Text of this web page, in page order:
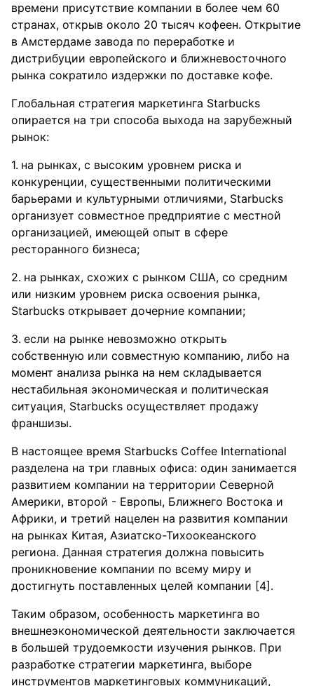
времени присутствие компании в более чем 60
странах, открыв около 20 тысяч кофеен. Открытие
в Амстердаме завода по переработке и
дистрибуции европейского и ближневосточного
рынка сократило издержки по доставке кофе.
Глобальная стратегия маркетинга Starbucks
опирается на три способа выхода на зарубежный
рынок:
на рынках, с высоким уровнем риска и
конкуренции, существенными политическими
барьерами и культурными отличиями, Starbucks
организует совместное предприятие с местной
организацией, имеющей опыт в сфере
ресторанного бизнеса;
на рынках, схожих с рынком США, со средним
или низким уровнем риска освоения рынка,
Starbucks открывает дочерние компании;
если на рынке невозможно открыть
собственную или совместную компанию, либо на
момент анализа рынка на нем складывается
нестабильная экономическая и политическая
ситуация, Starbucks осуществляет продажу
франшизы.
В настоящее время Starbucks Coffee International
разделена на три главных офиса: один занимается
развитием компании на территории Северной
Америки, второй - Европы, Ближнего Востока и
Африки, и третий нацелен на развития компании
на рынках Китая, Азиатско-Тихоокеанского
региона. Данная стратегия должна повысить
проникновение компании по всему миру и
достигнуть поставленных целей компании [4].
Таким образом, особенность маркетинга во
внешнеэкономической деятельности заключается
в большей трудоемкости изучения рынков. При
разработке стратегии маркетинга, выборе
инструментов маркетинговых коммуникаций,